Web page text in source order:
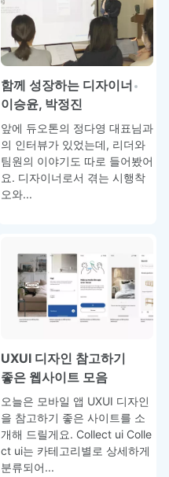
함께 성장하는 디자이너
이승윤, 박정진
앞에 듀오톤의 정다영 대표님과
의 인터뷰가 있었는데, 리더와
팀원의 이야기도 따로 들어봤어
요. 디자이너로서 겪는 시행착
오와...
UXUI 디자인 참고하기
좋은 웹사이트 모음
오늘은 모바일 앱 UXUI 디자인
을 참고하기 좋은 사이트를 소
개해 드릴게요. Collect ui Colle
ct ui는 카테고리별로 상세하게
분류되어...